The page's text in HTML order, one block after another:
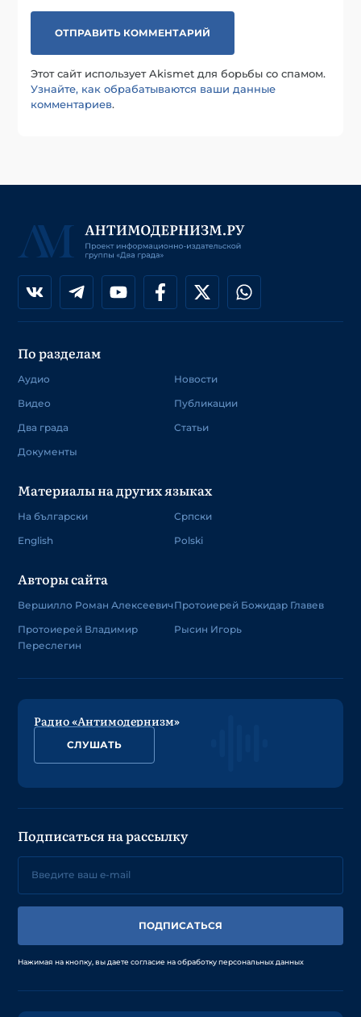
Этот сайт использует Akismet для борьбы со спамом.
Узнайте, как обрабатываются ваши данные
комментариев.
По разделам
Аудио
Видео
Два града
Документы
Новости
Публикации
Статьи
Материалы на других языках
На български
English
Српски
Polski
Авторы сайта
Вершилло Роман Алексеевич
Протоиерей Владимир
Переслегин
Протоиерей Божидар Главев
Рысин Игорь
Радио «Антимодернизм»
СЛУШАТЬ
Подписаться на рассылку
ПОДПИСАТЬСЯ
Нажимая на кнопку, вы даете согласие на обработку персональных данных